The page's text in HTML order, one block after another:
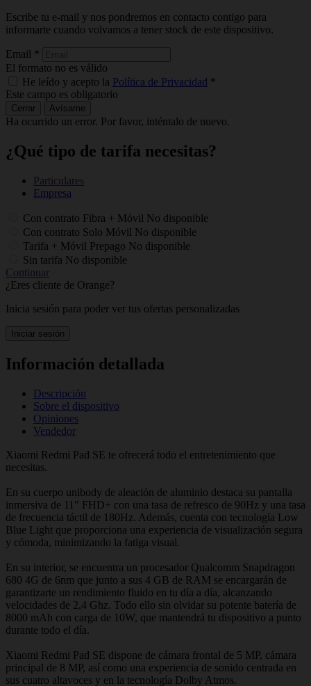
Escribe tu e-mail y nos pondremos en contacto contigo para
informarte cuando volvamos a tener stock de este dispositivo.
Email *
El formato no es válido
He leído y acepto la Política de Privacidad *
Este campo es obligatorio
Cerrar Avísame
Ha ocurrido un error. Por favor, inténtalo de nuevo.
¿Qué tipo de tarifa necesitas?
Particulares
Empresa
Con contrato Fibra + Móvil No disponible
Con contrato Solo Móvil No disponible
Tarifa + Móvil Prepago No disponible
Sin tarifa No disponible
Continuar
¿Eres cliente de Orange?
Inicia sesión para poder ver tus ofertas personalizadas
Iniciar sesión
Información detallada
Descripción
Sobre el dispositivo
Opiniones
Vendedor
Xiaomi Redmi Pad SE te ofrecerá todo el entretenimiento que
necesitas.
En su cuerpo unibody de aleación de aluminio destaca su pantalla
inmersiva de 11" FHD+ con una tasa de refresco de 90Hz y una tasa
de frecuencia táctil de 180Hz. Además, cuenta con tecnología Low
Blue Light que proporciona una experiencia de visualización segura
y cómoda, minimizando la fatiga visual.
En su interior, se encuentra un procesador Qualcomm Snapdragon
680 4G de 6nm que junto a sus 4 GB de RAM se encargarán de
garantizarte un rendimiento fluido en tu día a día, alcanzando
velocidades de 2,4 Ghz. Todo ello sin olvidar su potente batería de
8000 mAh con carga de 10W, que mantendrá tu dispositivo a punto
durante todo el día.
Xiaomi Redmi Pad SE dispone de cámara frontal de 5 MP, cámara
principal de 8 MP, así como una experiencia de sonido centrada en
sus cuatro altavoces y en la tecnología Dolby Atmos.